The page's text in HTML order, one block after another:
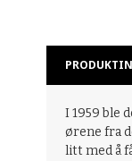
I 1959 ble
ørene fra
litt med å